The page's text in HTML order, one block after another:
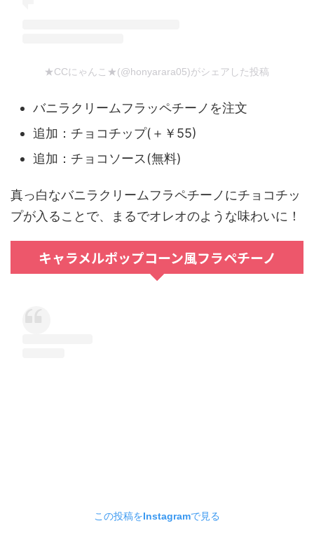
★CCにゃんこ★(@honyarara05)がシェアした投稿
バニラクリームフラッペチーノを注文
追加：チョコチップ(＋￥55)
追加：チョコソース(無料)
真っ白なバニラクリームフラペチーノにチョコチッ
プが入ることで、まるでオレオのような味わいに！
キャラメルポップコーン風フラペチーノ
この投稿をInstagramで見る